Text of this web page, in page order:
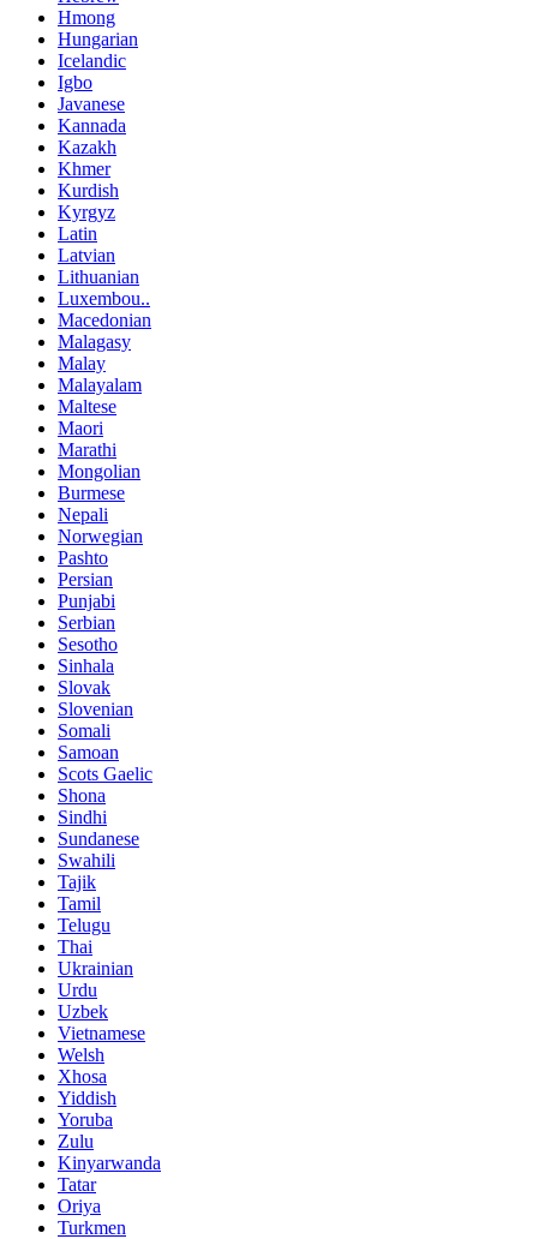
Hmong
Hungarian
Icelandic
Igbo
Javanese
Kannada
Kazakh
Khmer
Kurdish
Kyrgyz
Latin
Latvian
Lithuanian
Luxembou..
Macedonian
Malagasy
Malay
Malayalam
Maltese
Maori
Marathi
Mongolian
Burmese
Nepali
Norwegian
Pashto
Persian
Punjabi
Serbian
Sesotho
Sinhala
Slovak
Slovenian
Somali
Samoan
Scots Gaelic
Shona
Sindhi
Sundanese
Swahili
Tajik
Tamil
Telugu
Thai
Ukrainian
Urdu
Uzbek
Vietnamese
Welsh
Xhosa
Yiddish
Yoruba
Zulu
Kinyarwanda
Tatar
Oriya
Turkmen